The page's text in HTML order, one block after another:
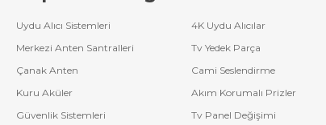
Uydu Alıcı Sistemleri 4K Uydu Alıcılar
Merkezi Anten Santralleri
Tv Yedek Parça
Çanak Anten
Cami Seslendirme
Kuru Aküler
Akım Korumalı Prizler
Güvenlik Sistemleri
Tv Panel Değişimi